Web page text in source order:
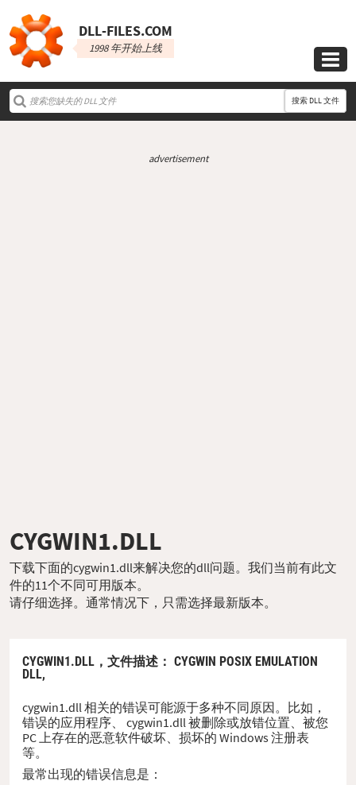
DLL‑FILES.COM
1998 年开始上线

搜索 DLL 文件
advertisement
CYGWIN1.DLL
下载下面的cygwin1.dll来解决您的dll问题。我们当前有此文
件的11个不同可用版本。
请仔细选择。通常情况下，只需选择最新版本。
CYGWIN1.DLL， 文件描述 ： CYGWIN POSIX EMULATION
DLL,
cygwin1.dll 相关的错误可能源于多种不同原因。比如，
错误的应用程序、 cygwin1.dll 被删除或放错位置、被您
PC 上存在的恶意软件破坏、损坏的 Windows 注册表
等。
最常出现的错误信息是：